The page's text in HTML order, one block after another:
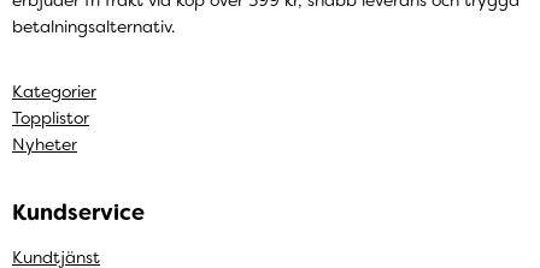
betalningsalternativ.
Kategorier
Topplistor
Nyheter
Kundservice
Kundtjänst